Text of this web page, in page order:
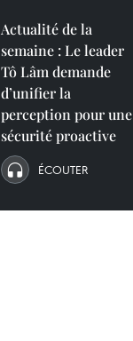
Actualité de la
semaine : Le leader
Tô Lâm demande
d’unifier la
perception pour une
sécurité proactive
ÉCOUTER